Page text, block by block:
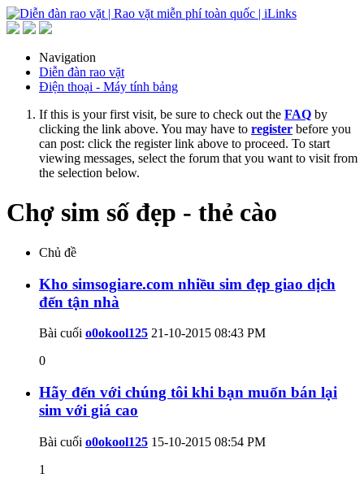
Navigation
Diễn đàn rao vặt
Điện thoại - Máy tính bảng
If this is your first visit, be sure to check out the FAQ by
clicking the link above. You may have to register before you
can post: click the register link above to proceed. To start
viewing messages, select the forum that you want to visit from
the selection below.
Chợ sim số đẹp - thẻ cào
Chủ đề
Kho simsogiare.com nhiều sim đẹp giao dịch
đến tận nhà
Bài cuối o0okool125 21-10-2015 08:43 PM
0
Hãy đến với chúng tôi khi bạn muốn bán lại
sim với giá cao
Bài cuối o0okool125 15-10-2015 08:54 PM
1